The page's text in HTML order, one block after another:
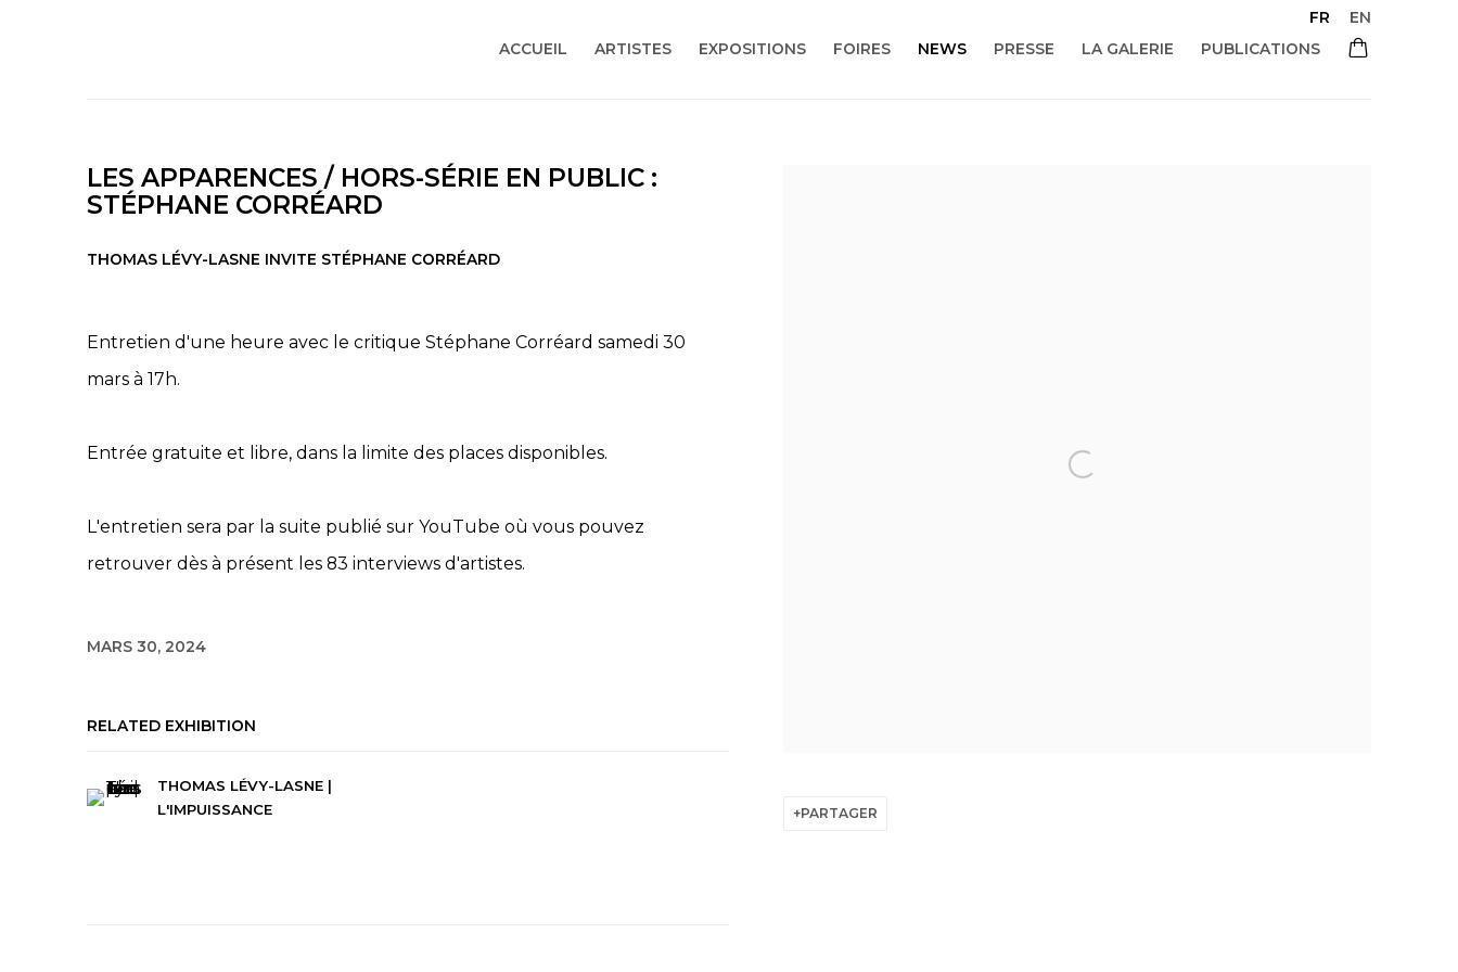
ACCUEIL ARTISTES EXPOSITIONS FOIRES NEWS PRESSE LA GALERIE PUBLICATIONS
FR EN
LES APPARENCES / HORS-SÉRIE EN PUBLIC :
STÉPHANE CORRÉARD
THOMAS LÉVY-LASNE INVITE STÉPHANE CORRÉARD
PARTAGER
Entretien d'une heure avec le critique Stéphane Corréard samedi 30
mars à 17h.
Entrée gratuite et libre, dans la limite des places disponibles.
L'entretien sera par la suite publié sur YouTube où vous pouvez
retrouver dès à présent les 83 interviews d'artistes.
MARS 30, 2024
RELATED EXHIBITION
THOMAS LÉVY-LASNE |
L'IMPUISSANCE